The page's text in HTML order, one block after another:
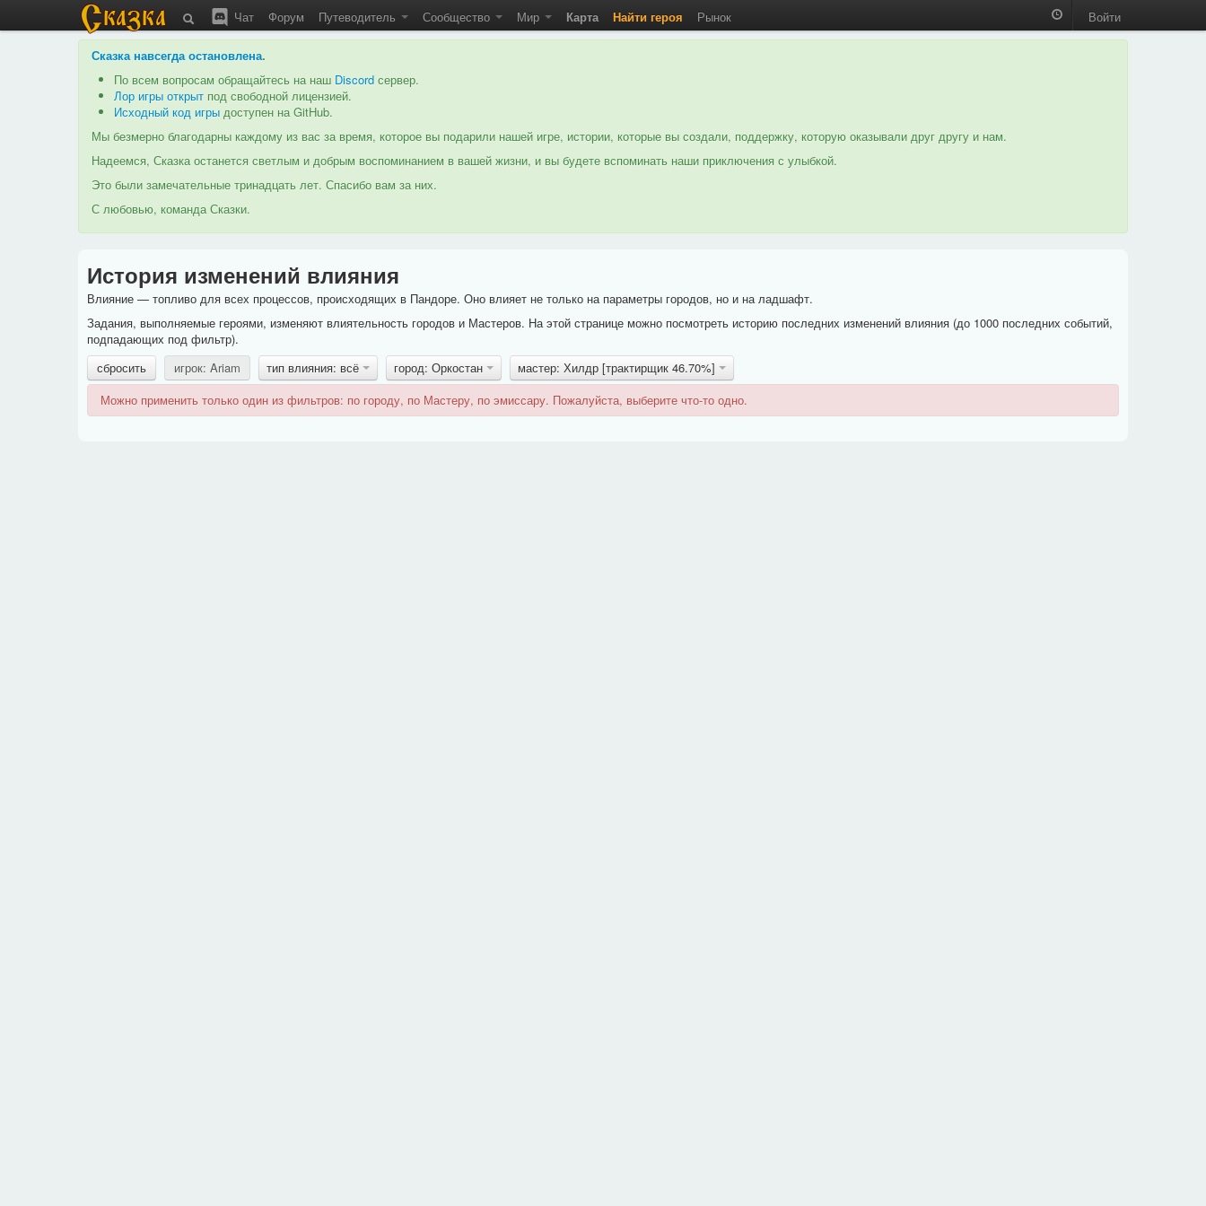
Чат Форум Путеводитель Сообщество Мир Карта Найти героя Рынок Войти
Сказка навсегда остановлена.
По всем вопросам обращайтесь на наш Discord сервер.
Лор игры открыт под свободной лицензией.
Исходный код игры доступен на GitHub.
Мы безмерно благодарны каждому из вас за время, которое вы подарили нашей игре, истории, которые вы создали, поддержку, которую оказывали друг другу и нам.
Надеемся, Сказка останется светлым и добрым воспоминанием в вашей жизни, и вы будете вспоминать наши приключения с улыбкой.
Это были замечательные тринадцать лет. Спасибо вам за них.
С любовью, команда Сказки.
История изменений влияния
Влияние — топливо для всех процессов, происходящих в Пандоре. Оно влияет не только на параметры городов, но и на ладшафт.
Задания, выполняемые героями, изменяют влиятельность городов и Мастеров. На этой странице можно посмотреть историю последних изменений влияния (до 1000 последних событий,
подпадающих под фильтр).
сбросить
игрок: Ariam тип влияния: всё город: Оркостан
мастер: Хилдр [трактирщик 46.70%]
Можно применить только один из фильтров: по городу, по Мастеру, по эмиссару. Пожалуйста, выберите что-то одно.